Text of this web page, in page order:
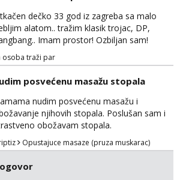
dečko 33 god iz zagreba sa malo
alatom.. tražim klasik trojac, DP,
Imam prostor! Ozbiljan sam!
i higijena od mene zajamceni :)
i normalna dama/cura koja voli
:) 0924510862
osoba traži par
posvećenu masažu stopala
nudim posvećenu masažu i
njihovih stopala. Poslušan sam i
obožavam stopala.
Opustajuce masaze (pruza muskarac)